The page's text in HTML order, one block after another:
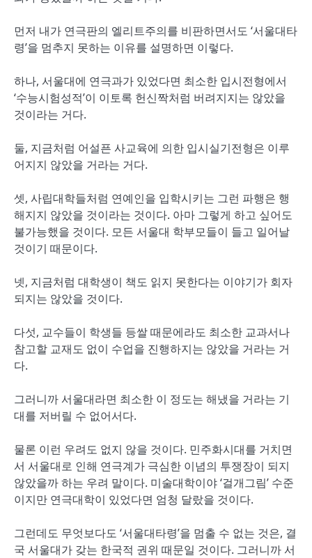
먼저 내가 연극판의 엘리트주의를 비판하면서도 ‘서울대타
령’을 멈추지 못하는 이유를 설명하면 이렇다.
하나, 서울대에 연극과가 있었다면 최소한 입시전형에서
‘수능시험성적’이 이토록 헌신짝처럼 버려지지는 않았을
것이라는 거다.
둘, 지금처럼 어설픈 사교육에 의한 입시실기전형은 이루
어지지 않았을 거라는 거다.
셋, 사립대학들처럼 연예인을 입학시키는 그런 파행은 행
해지지 않았을 것이라는 것이다. 아마 그렇게 하고 싶어도
불가능했을 것이다. 모든 서울대 학부모들이 들고 일어날
것이기 때문이다.
넷, 지금처럼 대학생이 책도 읽지 못한다는 이야기가 회자
되지는 않았을 것이다.
다섯, 교수들이 학생들 등쌀 때문에라도 최소한 교과서나
참고할 교재도 없이 수업을 진행하지는 않았을 거라는 거
다.
그러니까 서울대라면 최소한 이 정도는 해냈을 거라는 기
대를 저버릴 수 없어서다.
물론 이런 우려도 없지 않을 것이다. 민주화시대를 거치면
서 서울대로 인해 연극계가 극심한 이념의 투쟁장이 되지
않았을까 하는 우려 말이다. 미술대학이야 ‘걸개그림’ 수준
이지만 연극대학이 있었다면 엄청 달랐을 것이다.
그런데도 무엇보다도 ‘서울대타령’을 멈출 수 없는 것은, 결
국 서울대가 갖는 한국적 권위 때문일 것이다. 그러니까 서